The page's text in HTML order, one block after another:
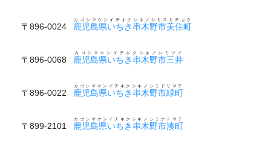
〒896-0024 鹿児島県いちき串木野市美住町
カゴシマケンイチキクシキノシミスミチョウ
〒896-0068 鹿児島県いちき串木野市三井
カゴシマケンイチキクシキノシミツイ
〒896-0022 鹿児島県いちき串木野市緑町
カゴシマケンイチキクシキノシミドリマチ
〒899-2101 鹿児島県いちき串木野市湊町
カゴシマケンイチキクシキノシミナトマチ